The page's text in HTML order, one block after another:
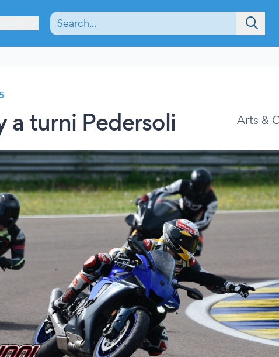
a turni Pedersoli Arts &